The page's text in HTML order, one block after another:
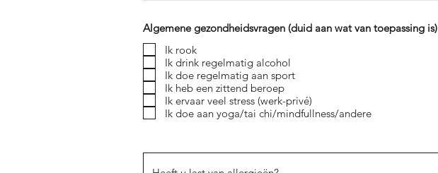
Algemene gezondheidsvragen (duid aan wat van toepassing is)
Ik rook
Ik drink regelmatig alcohol
Ik doe regelmatig aan sport
Ik heb een zittend beroep
Ik ervaar veel stress (werk-privé)
Ik doe aan yoga/tai chi/mindfullness/andere